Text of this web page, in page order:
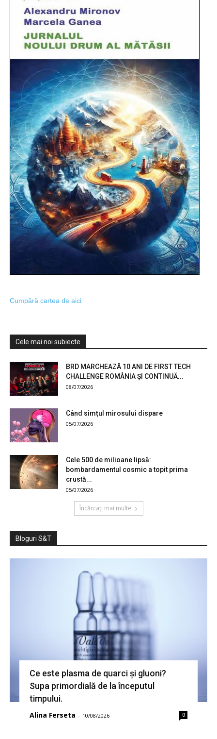
Cumpără cartea de aici
Cele mai noi subiecte
BRD MARCHEAZĂ 10 ANI DE FIRST TECH
CHALLENGE ROMÂNIA ȘI CONTINUĂ...
08/07/2026
Când simțul mirosului dispare
05/07/2026
Cele 500 de milioane lipsă:
bombardamentul cosmic a topit prima
crustă...
05/07/2026
Încărcați mai multe
Bloguri S&T
Ce este plasma de quarci și gluoni?
Supa primordială de la începutul
timpului.
Alina Ferseta - 10/08/2026 0